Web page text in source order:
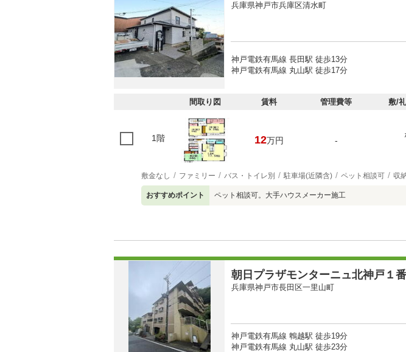
兵庫県神戸市兵庫区清水町
神戸電鉄有馬線 長田駅 徒歩13分
神戸電鉄有馬線 丸山駅 徒歩17分
間取り図 賃料 管理費等 敷/
1階 12万円 -
敷金なし ファミリー バス・トイレ別 駐車場(近隣含) ペット相談可 収
おすすめポイント ペット相談可。大手ハウスメーカー施工
朝日プラザモンターニュ北神戸１
兵庫県神戸市長田区一里山町
神戸電鉄有馬線 鵯越駅 徒歩19分
神戸電鉄有馬線 丸山駅 徒歩23分